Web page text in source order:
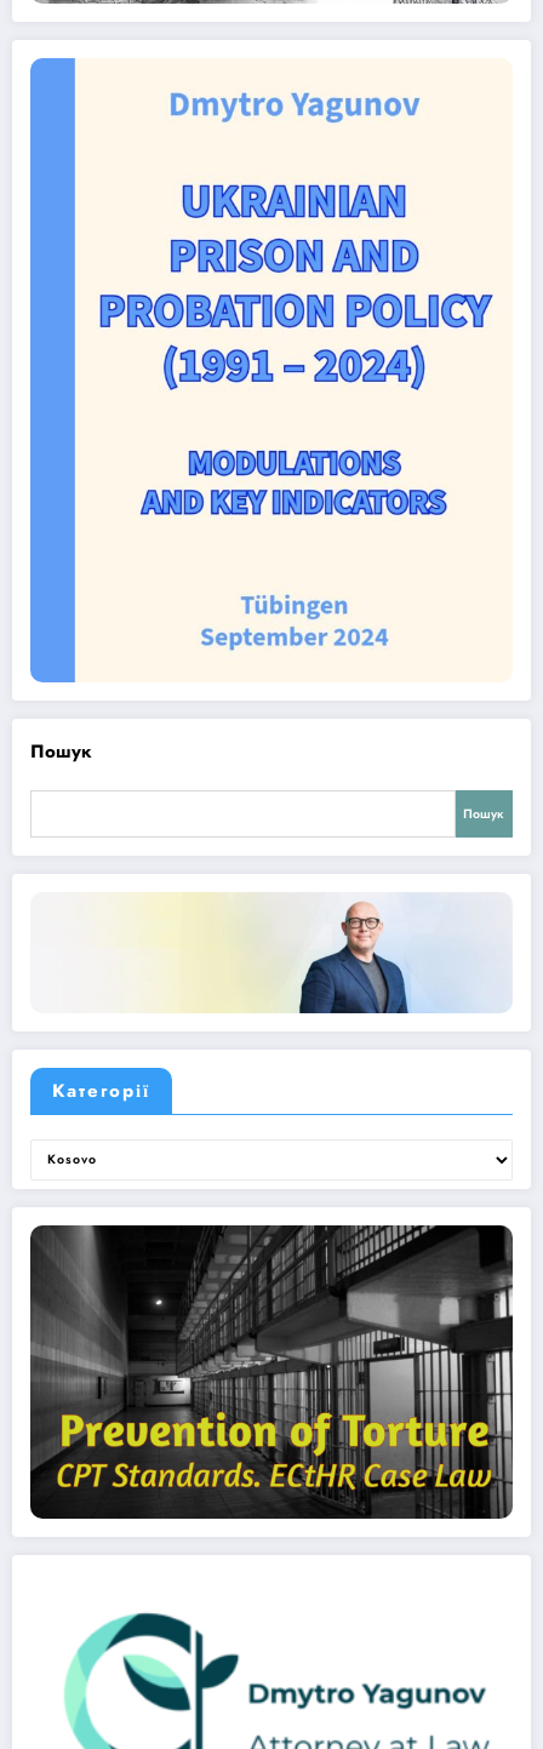
Пошук
Пошук
Категорії
Категорії